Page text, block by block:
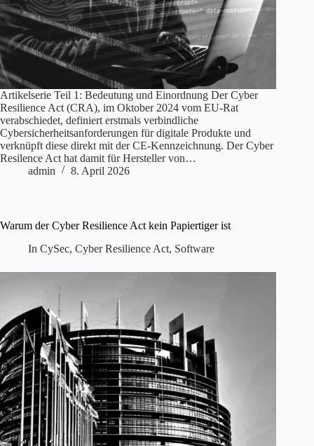
Artikelserie Teil 1: Bedeutung und Einordnung Der Cyber
Resilience Act (CRA), im Oktober 2024 vom EU-Rat
verabschiedet, definiert erstmals verbindliche
Cybersicherheitsanforderungen für digitale Produkte und
verknüpft diese direkt mit der CE-Kennzeichnung. Der Cyber
Resilence Act hat damit für Hersteller von…
admin
8. April 2026
Warum der Cyber Resilience Act kein Papiertiger ist
In CySec,Cyber Resilience Act, Software